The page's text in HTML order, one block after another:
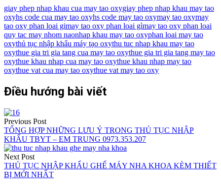
giay phep nhap khau cua may tao oxygiay phep nhap khau may tao
oxyhs code cua may tao oxyhs code may tao oxymay tao oxymay
tao oxy phan loai gimay tao oxy phan loai gìmay tao oxy phan loai
quy tac may nhom naonhap khau may tao oxyphan loai may tao
oxythủ tục nhập khẩu máy tạo oxythu tuc nhap khau may tao
oxythue gia tri gia tang cua may tao oxythue gia tri gia tang may tao
oxythue khau nhap cua may tao oxythue khau nhap may tao
oxythue vat cua may tao oxythue vat may tao oxy
Điều hướng bài viết
Previous Post
TỔNG HỢP NHỮNG LƯU Ý TRONG THỦ TỤC NHẬP
KHẨU TBYT – EM TRUNG 0973.353.207
Next Post
THỦ TỤC NHẬP KHẨU GHẾ MÁY NHA KHOA KÈM THIẾT
BỊ MỚI NHẤT